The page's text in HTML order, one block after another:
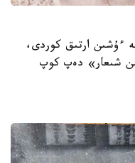
ءۇشىن ارتىق كوردى،
شىعار» دەپ كوپ